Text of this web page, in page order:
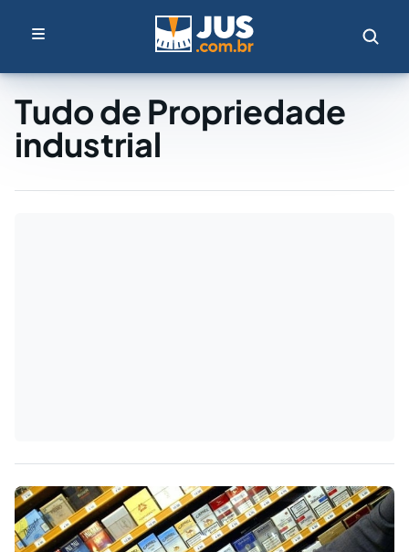
Tudo de Propriedade
industrial